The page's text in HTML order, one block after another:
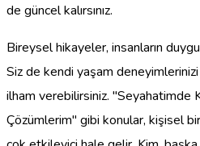
de güncel kalırsınız.
Bireysel hikayeler, insanların
Siz de kendi yaşam deneyimlerinizi
ilham verebilirsiniz. "Seyahatimde
Çözümlerim" gibi konular, kişisel bir